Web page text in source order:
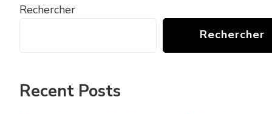
Rechercher
Rechercher
Recent Posts